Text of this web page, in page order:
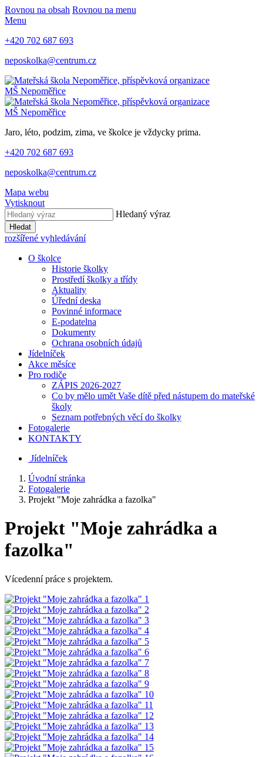
Rovnou na obsah Rovnou na menu
Menu
+420 702 687 693
neposkolka@centrum.cz
MŠ Nepoměřice
MŠ Nepoměřice
Jaro, léto, podzim, zima, ve školce je vždycky prima.
+420 702 687 693
neposkolka@centrum.cz
Mapa webu
Vytisknout
Hledaný výraz
Hledat
rozšířené vyhledávání
O školce
Historie školky
Prostředí školky a třídy
Aktuality
Úřední deska
Povinné informace
E-podatelna
Dokumenty
Ochrana osobních údajů
Jídelníček
Akce měsíce
Pro rodiče
ZÁPIS 2026-2027
Co by mělo umět Vaše dítě před nástupem do mateřské
školy
Seznam potřebných věcí do školky
Fotogalerie
KONTAKTY
Jídelníček
Úvodní stránka
Fotogalerie
Projekt "Moje zahrádka a fazolka"
Projekt "Moje zahrádka a
fazolka"
Vícedenní práce s projektem.